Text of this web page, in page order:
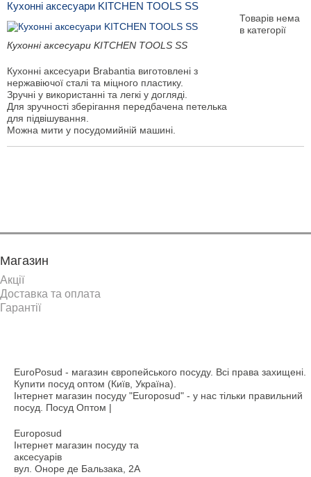
Кухонні аксесуари KITCHEN TOOLS SS
Кухонні аксесуари KITCHEN TOOLS SS
Кухонні аксесуари Brabantia виготовлені з
нержавіючої сталі та міцного пластику.
Зручні у використанні та легкі у догляді.
Для зручності зберігання передбачена петелька
для підвішування.
Можна мити у посудомийній машині.
Товарів нема
в категорії
Магазин
Акції
Доставка та оплата
Гарантії
EuroPosud - магазин європейського посуду. Всі права захищені.
Купити посуд оптом (Київ, Україна).
Інтернет магазин посуду "Europosud" - у нас тільки правильний
посуд. Посуд Оптом |
Europosud
Інтернет магазин посуду та
аксесуарів
вул. Оноре де Бальзака, 2А